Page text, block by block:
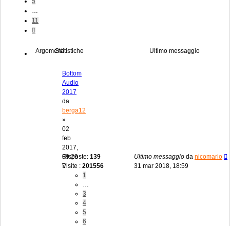
11
ArgomentiStatistiche Ultimo messaggio
Bottom
Audio
2017
da
berga12
»
02
feb
2017,
09:29
1
3
4
5
6
Risposte: 139
Visite : 201556
Ultimo messaggio da nicomario
31 mar 2018, 18:59